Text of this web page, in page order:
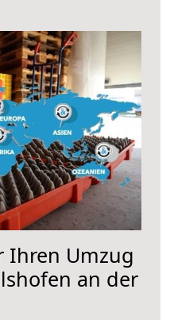
Ihren Umzug
an der